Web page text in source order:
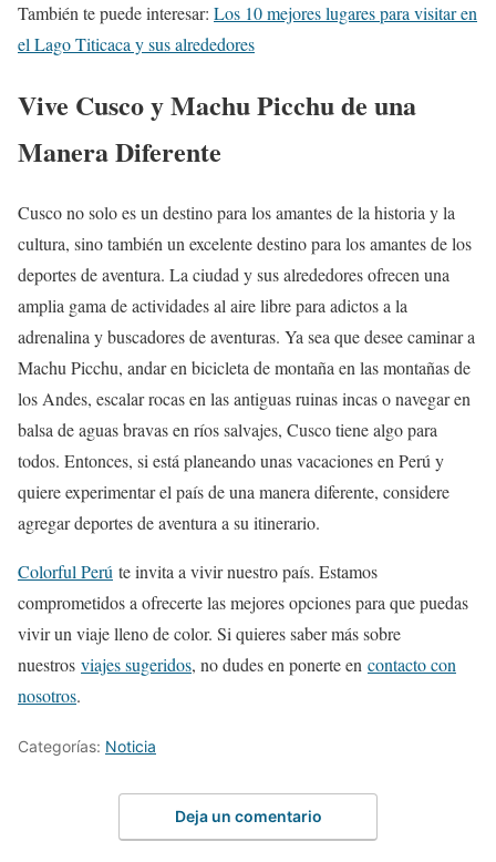
También te puede interesar: Los 10 mejores lugares para visitar en
el Lago Titicaca y sus alrededores
Vive Cusco y Machu Picchu de una
Manera Diferente
Cusco no solo es un destino para los amantes de la historia y la
cultura, sino también un excelente destino para los amantes de los
deportes de aventura. La ciudad y sus alrededores ofrecen una
amplia gama de actividades al aire libre para adictos a la
adrenalina y buscadores de aventuras. Ya sea que desee caminar a
Machu Picchu, andar en bicicleta de montaña en las montañas de
los Andes, escalar rocas en las antiguas ruinas incas o navegar en
balsa de aguas bravas en ríos salvajes, Cusco tiene algo para
todos. Entonces, si está planeando unas vacaciones en Perú y
quiere experimentar el país de una manera diferente, considere
agregar deportes de aventura a su itinerario.
Colorful Perú te invita a vivir nuestro país. Estamos
comprometidos a ofrecerte las mejores opciones para que puedas
vivir un viaje lleno de color. Si quieres saber más sobre
nuestros viajes sugeridos, no dudes en ponerte en contacto con
nosotros.
Categorías: Noticia
Deja un comentario